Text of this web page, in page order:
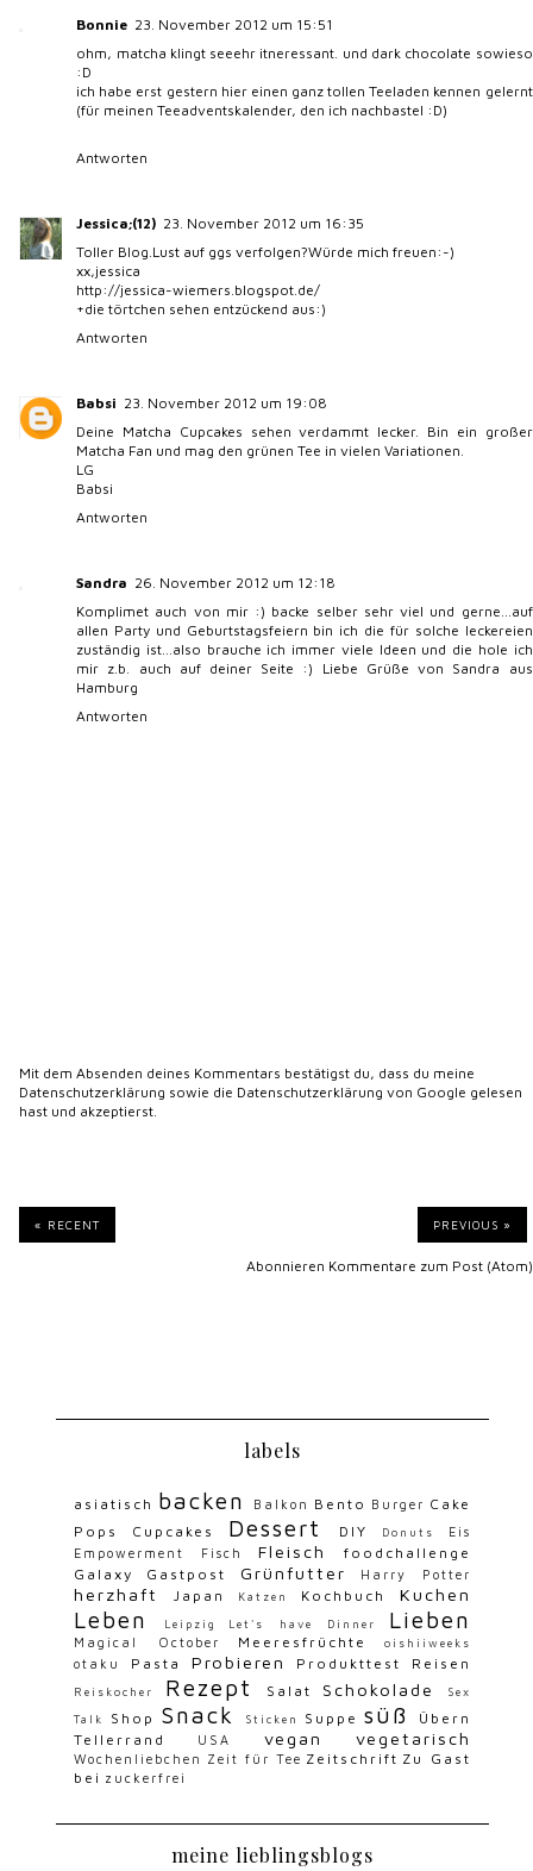
Bonnie 23. November 2012 um 15:51
ohm, matcha klingt seeehr itneressant. und dark chocolate sowieso
:D
ich habe erst gestern hier einen ganz tollen Teeladen kennen gelernt
(für meinen Teeadventskalender, den ich nachbastel :D)
Antworten
Jessica;(12) 23. November 2012 um 16:35
Toller Blog.Lust auf ggs verfolgen?Würde mich freuen:-)
xx,jessica
http://jessica-wiemers.blogspot.de/
+die törtchen sehen entzückend aus:)
Antworten
Babsi 23. November 2012 um 19:08
Deine Matcha Cupcakes sehen verdammt lecker. Bin ein großer
Matcha Fan und mag den grünen Tee in vielen Variationen.
LG
Babsi
Antworten
Sandra 26. November 2012 um 12:18
Komplimet auch von mir :) backe selber sehr viel und gerne...auf
allen Party und Geburtstagsfeiern bin ich die für solche leckereien
zuständig ist...also brauche ich immer viele Ideen und die hole ich
mir z.b. auch auf deiner Seite :) Liebe Grüße von Sandra aus
Hamburg
Antworten
Mit dem Absenden deines Kommentars bestätigst du, dass du meine
Datenschutzerklärung sowie die Datenschutzerklärung von Google gelesen
hast und akzeptierst.
« RECENT PREVIOUS »
Abonnieren Kommentare zum Post (Atom)
labels
asiatisch backen Balkon Bento Burger Cake
Pops
Cupcakes Dessert DIY Donuts
Eis
Empowerment
Fisch Fleisch
foodchallenge
Galaxy
Gastpost Grünfutter Harry Potter
herzhaft Japan Katzen Kochbuch Kuchen
Leben Leipzig Let's have Dinner Lieben
Magical October Meeresfrüchte oishiiweeks
otaku Pasta Probieren Produkttest Reisen
Reiskocher Rezept Salat Schokolade Sex
Talk Shop Snack Sticken Suppe süß
Übern
Tellerrand
USA vegan vegetarisch
Wochenliebchen Zeit für Tee Zeitschrift Zu Gast
bei zuckerfrei
meine lieblingsblogs